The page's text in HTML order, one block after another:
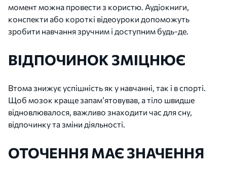
момент можна провести з користю. Аудіокниги,
конспекти або короткі відеоуроки допоможуть
зробити навчання зручним і доступним будь-де.
ВІДПОЧИНОК ЗМІЦНЮЄ
Втома знижує успішність як у навчанні, так і в спорті.
Щоб мозок краще запам’ятовував, а тіло швидше
відновлювалося, важливо знаходити час для сну,
відпочинку та зміни діяльності.
ОТОЧЕННЯ МАЄ ЗНАЧЕННЯ